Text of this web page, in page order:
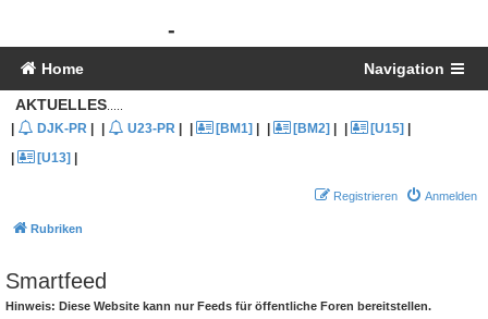
-
Home Navigation
AKTUELLES
DJK-PR U23-PR [BM1] [BM2] [U15]
[U13]
Anmelden
Registrieren
Rubriken
Smartfeed
Hinweis: Diese Website kann nur Feeds für öffentliche Foren bereitstellen.